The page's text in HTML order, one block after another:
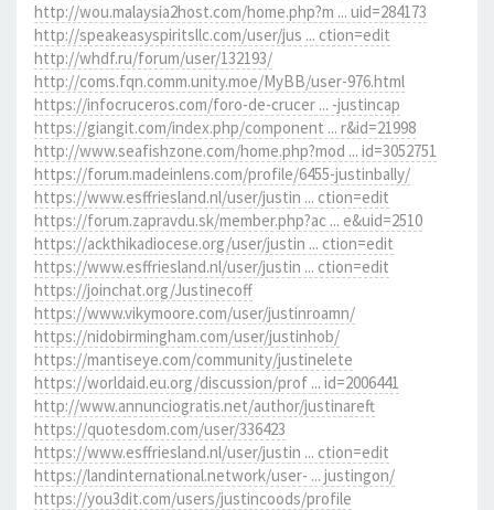
http://wou.malaysia2host.com/home.php?m ... uid=284173
http://speakeasyspiritsllc.com/user/jus ... ction=edit
http://whdf.ru/forum/user/132193/
http://coms.fqn.comm.unity.moe/MyBB/user-976.html
https://infocruceros.com/foro-de-crucer ... -justincap
https://giangit.com/index.php/component ... r&id=21998
http://www.seafishzone.com/home.php?mod ... id=3052751
https://forum.madeinlens.com/profile/6455-justinbally/
https://www.esffriesland.nl/user/justin ... ction=edit
https://forum.zapravdu.sk/member.php?ac ... e&uid=2510
https://ackthikadiocese.org/user/justin ... ction=edit
https://www.esffriesland.nl/user/justin ... ction=edit
https://joinchat.org/Justinecoff
https://www.vikymoore.com/user/justinroamn/
https://nidobirmingham.com/user/justinhob/
https://mantiseye.com/community/justinelete
https://worldaid.eu.org/discussion/prof ... id=2006441
http://www.annunciogratis.net/author/justinareft
https://quotesdom.com/user/336423
https://www.esffriesland.nl/user/justin ... ction=edit
https://landinternational.network/user- ... justingon/
https://you3dit.com/users/justincoods/profile